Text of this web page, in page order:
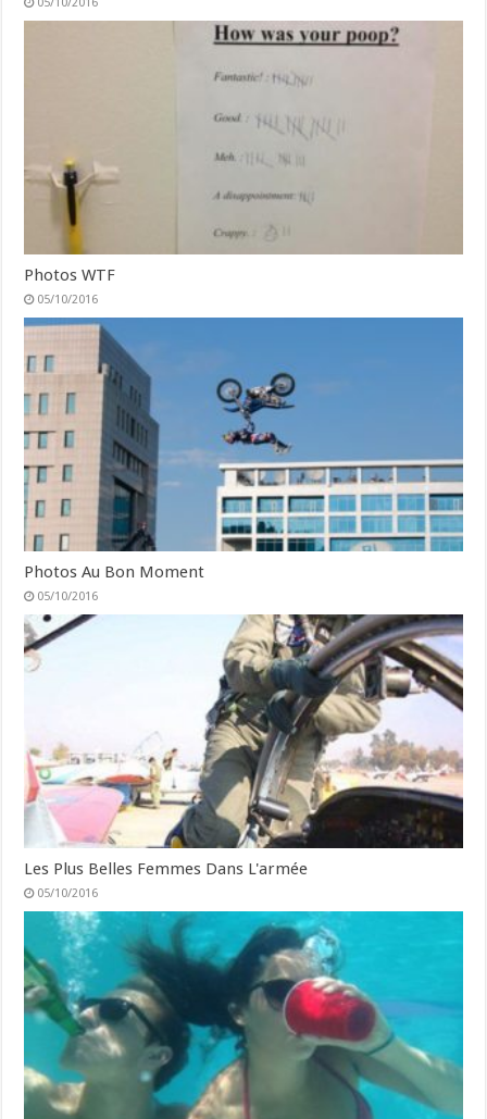
05/10/2016
Photos WTF
05/10/2016
Photos Au Bon Moment
05/10/2016
Les Plus Belles Femmes Dans L'armée
05/10/2016